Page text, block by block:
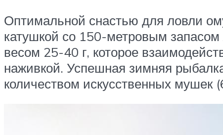
Оптимальной снастью для ловли
катушкой со 150-метровым
весом 25-40 г, которое
наживкой. Успешная зимняя
количеством искусственных мушек